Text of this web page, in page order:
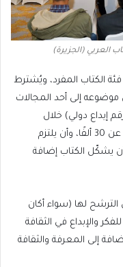
العربي (الجزيرة)
الكتاب المفرد، ويُشترط
موضوعه إلى أحد المجالات
إيداع دولي) خلال
السنوات الثلاث الأخيرة، وألا يقل عدد كلماته عن 30 ألفًا، وأن يلتزم
يشكّل الكتاب إضافة
الترشح لها (سواء أكان
والإبداع في الثقافة
إلى المعرفة والثقافة